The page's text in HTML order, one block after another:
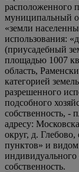
расположенного
муниципальный
«земли
использования:
(приусадебный
площадью 1007
область,
категорией
разрешенного
подсобного
собственность, -
адресу:
округ, д.
пунктов» и
собственность.